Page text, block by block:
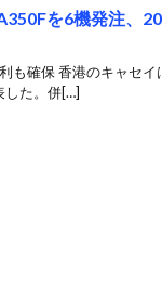
を6機発注、
も確保 香港のキャセ
した。併[…]